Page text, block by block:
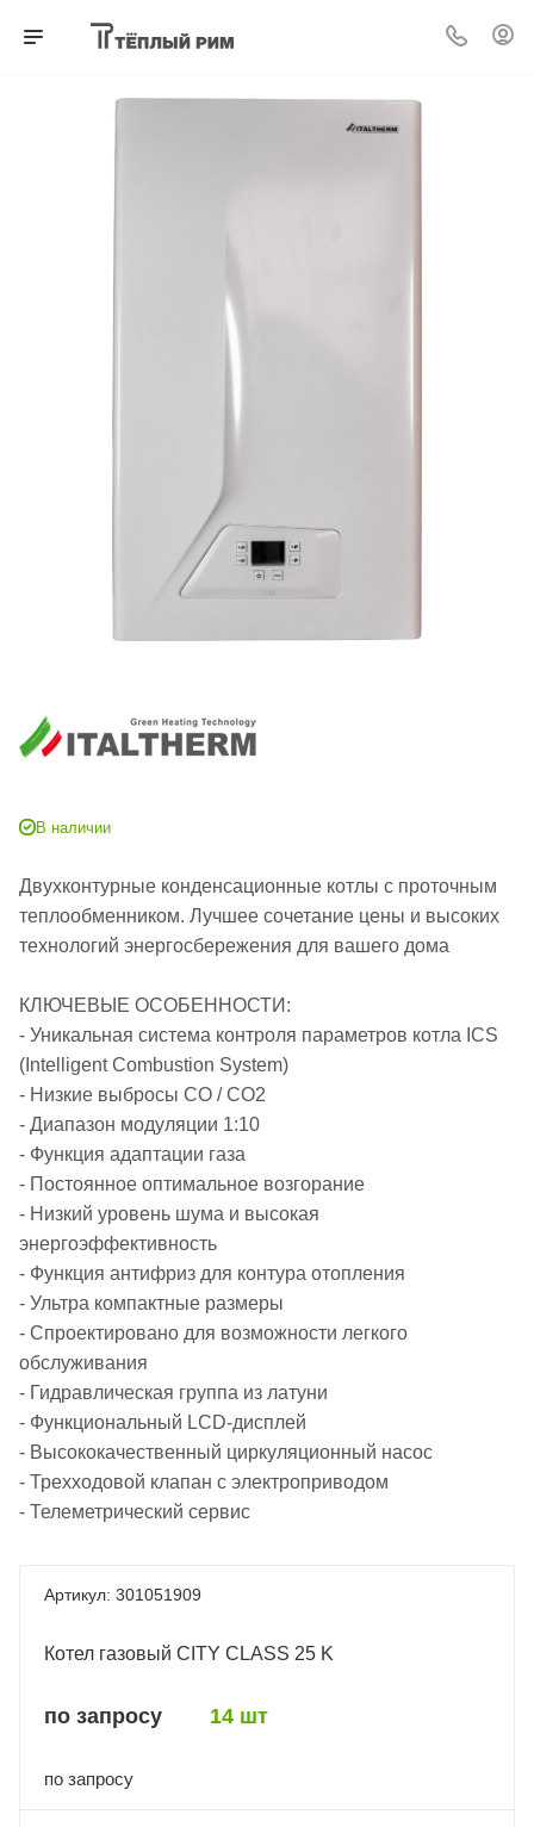
В наличии
Двухконтурные конденсационные котлы с проточным
теплообменником. Лучшее сочетание цены и высоких
технологий энергосбережения для вашего дома
КЛЮЧЕВЫЕ ОСОБЕННОСТИ:
- Уникальная система контроля параметров котла ICS
(Intelligent Combustion System)
- Низкие выбросы СО / СО2
- Диапазон модуляции 1:10
- Функция адаптации газа
- Постоянное оптимальное возгорание
- Низкий уровень шума и высокая
энергоэффективность
- Функция антифриз для контура отопления
- Ультра компактные размеры
- Спроектировано для возможности легкого
обслуживания
- Гидравлическая группа из латуни
- Функциональный LCD-дисплей
- Высококачественный циркуляционный насос
- Трехходовой клапан с электроприводом
- Телеметрический сервис
301051909
Котел газовый CITY CLASS 25 K
по запросу 14 шт
по запросу